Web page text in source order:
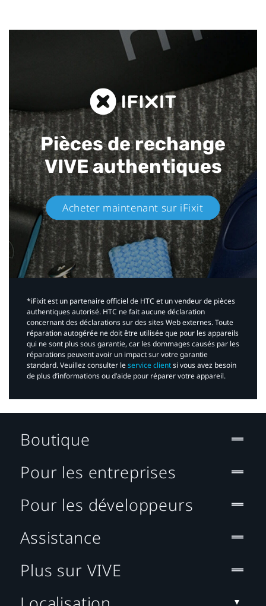
Pièces de rechange
VIVE authentiques​
Acheter maintenant sur iFixit​
*iFixit est un partenaire officiel de HTC et un vendeur de pièces
authentiques autorisé. HTC ne fait aucune déclaration
concernant des déclarations sur des sites Web externes. Toute
réparation autogérée ne doit être utilisée que pour les appareils
qui ne sont plus sous garantie, car les dommages causés par les
réparations peuvent avoir un impact sur votre garantie
standard. Veuillez consulter leservice clientsi vous avez besoin
de plus d’informations ou d’aide pour réparer votre appareil.​
Boutique
Pour les entreprises
Pour les développeurs
Assistance
Plus sur VIVE